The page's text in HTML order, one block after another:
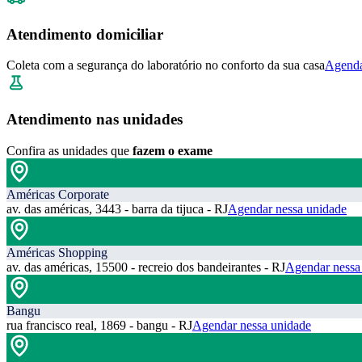
Atendimento domiciliar
Coleta com a segurança do laboratório no conforto da sua casa
Atendimento nas unidades
Confira as unidades que fazem o exame
Américas Corporate
av. das américas, 3443 - barra da tijuca - RJAgendar nessa unidade
Américas Shopping
av. das américas, 15500 - recreio dos bandeirantes - RJAgendar
Bangu
rua francisco real, 1869 - bangu - RJAgendar nessa unidade